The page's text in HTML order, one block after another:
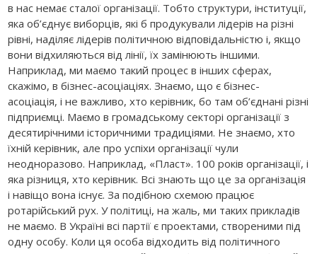
в нас немає сталої організації. Тобто структури, інституції,
яка об’єднує виборців, які б продукували лідерів на різні
рівні, наділяє лідерів політичною відповідальністю і, якщо
вони відхиляються від лінії, їх замінюють іншими.
Наприклад, ми маємо такий процес в інших сферах,
скажімо, в бізнес-асоціаціях. Знаємо, що є бізнес-
асоціація, і не важливо, хто керівник, бо там об’єднані різні
підприємці. Маємо в громадському секторі організації з
десятирічними історичними традиціями. Не знаємо, хто
їхній керівник, але про успіхи організації чули
неодноразово. Наприклад, «Пласт». 100 років організації, і
яка різниця, хто керівник. Всі знають що це за організація
і навіщо вона існує. За подібною схемою працює
ротарійський рух. У політиці, на жаль, ми таких прикладів
не маємо. В Україні всі партії є проектами, створеними під
одну особу. Коли ця особа відходить від політичного